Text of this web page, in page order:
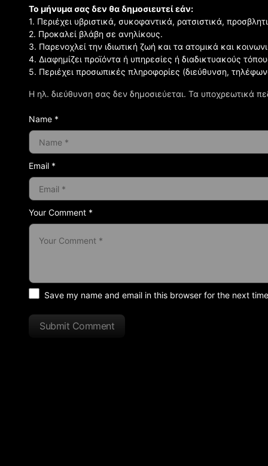
Η ηλ. διεύθυνση σας δεν δημοσιεύεται. Τα υποχρεωτικά
Your Comment *
Το μήνυμα σας δεν θα δημοσιευτεί εάν:
1. Περιέχει υβριστικά, συκοφαντικά, ρατσιστικά,
2. Προκαλεί βλάβη σε ανηλίκους.
3. Παρενοχλεί την ιδιωτική ζωή και τα ατομικά και
4. Διαφημίζει προϊόντα ή υπηρεσίες ή διαδικτυακούς
5. Περιέχει προσωπικές πληροφορίες (διεύθυνση,
Name *
Email *
Save my name and email in this browser for the next
Submit Comment